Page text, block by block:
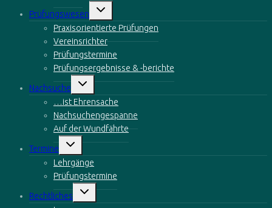
Prüfungswesen
Untermenü
Praxisorientierte Prüfungen
Vereinsrichter
Prüfungstermine
Prüfungsergebnisse & -berichte
Nachsuche
Untermenü
…ist Ehrensache
Nachsuchengespanne
Auf der Wundfährte
Termine
Untermenü
Lehrgänge
Prüfungstermine
Rechtliches
Untermenü